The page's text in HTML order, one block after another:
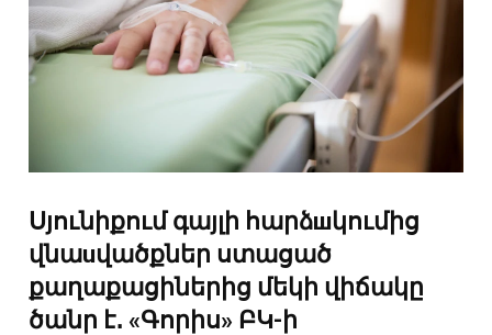
Սյունիքում գայլի հարձшկումից
վնաuվածքներ ստացած
քաղաքացիներից մեկի վիճակը
ծանր է․ «Գորիս» ԲԿ-ի